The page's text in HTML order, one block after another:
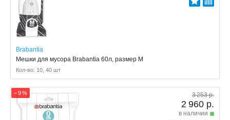
Brabantia
Мешки для мусора Brabantia 60л, размер M
Кол-во: 10, 40 шт
− 9 % 3 253 р.
2 960 р.
в наличии